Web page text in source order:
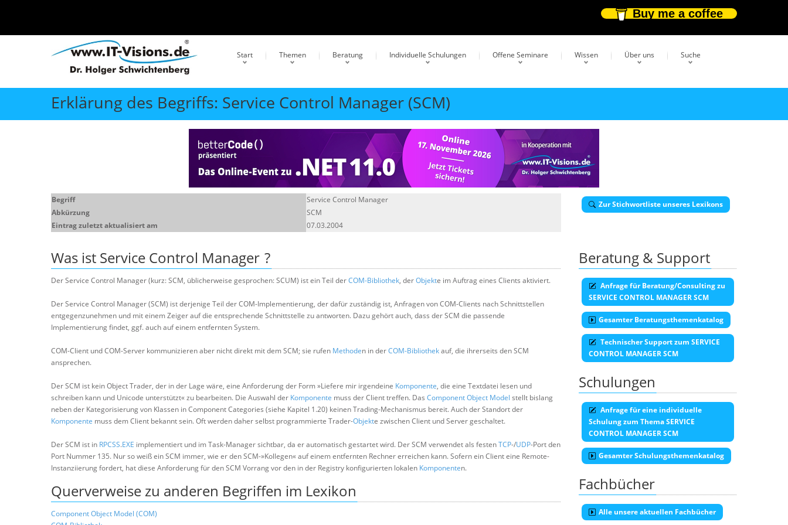
Buy me a coffee
Start Themen Beratung Individuelle Schulungen Offene Seminare Wissen Über uns Suche
Erklärung des Begriffs: Service Control Manager (SCM)
Begriff
Service Control Manager
Abkürzung
SCM
Eintrag zuletzt aktualisiert am
07.03.2004
Zur Stichwortliste unseres Lexikons
Was ist Service Control Manager ?
Der Service Control Manager (kurz: SCM, üblicherweise gesprochen: SCUM) ist ein Teil derCOM-Bibliothek, derObjekte im Auftrag eines Clients aktiviert.
Der Service Control Manager (SCM) ist derjenige Teil der COM-Implementierung, der dafür zuständig ist, Anfragen von COM-Clients nach Schnittstellen
entgegenzunehmen und mit einem Zeiger auf die entsprechende Schnittstelle zu antworten. Dazu gehört auch, dass der SCM die passende
Implementierung findet, ggf. auch auf einem entfernten System.
COM-Client und COM-Server kommunizieren aber nicht direkt mit dem SCM; sie rufen Methoden in derCOM-Bibliothekauf, die ihrerseits den SCM
ansprechen.
Der SCM ist kein Object Trader, der in der Lage wäre, eine Anforderung der Form »Liefere mir irgendeine Komponente, die eine Textdatei lesen und
schreiben kann und Unicode unterstützt« zu bearbeiten. Die Auswahl der Komponente muss der Client treffen. Das Component Object Model stellt bislang
neben der Kategorisierung von Klassen in Component Categories (siehe Kapitel 1.20) keinen Trading-Mechanismus bereit. Auch der Standort der
Komponente muss dem Client bekannt sein. Oft werden daher selbst programmierte Trader-Objekte zwischen Client und Server geschaltet.
Der SCM ist in RPCSS.EXE implementiert und im Task-Manager sichtbar, da er automatisch gestartet wird. Der SCM verwendet als festenTCP-/UDP-Port den
Port Nummer 135. Nur so weiß ein SCM immer, wie er den SCM-»Kollegen« auf einem entfernten Rechner erreichen kann. Sofern ein Client eine Remote-
Instanziierung fordert, hat diese Anforderung für den SCM Vorrang vor den in der Registry konfigurierten lokalen Komponenten.
Querverweise zu anderen Begriffen im Lexikon
Component Object Model (COM)
Beratung & Support
Anfrage für Beratung/Consulting zu
SERVICE CONTROL MANAGER SCM
Gesamter Beratungsthemenkatalog
Technischer Support zum SERVICE
CONTROL MANAGER SCM
Schulungen
Anfrage für eine individuelle
Schulung zum Thema SERVICE
CONTROL MANAGER SCM
Gesamter Schulungsthemenkatalog
Fachbücher
Alle unsere aktuellen Fachbücher